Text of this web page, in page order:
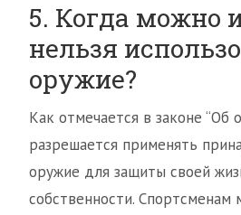
5. Когда можно
нельзя
оружие?
Как отмечается в законе “Об
разрешается применять
оружие для защиты своей
собственности. Спортсменам